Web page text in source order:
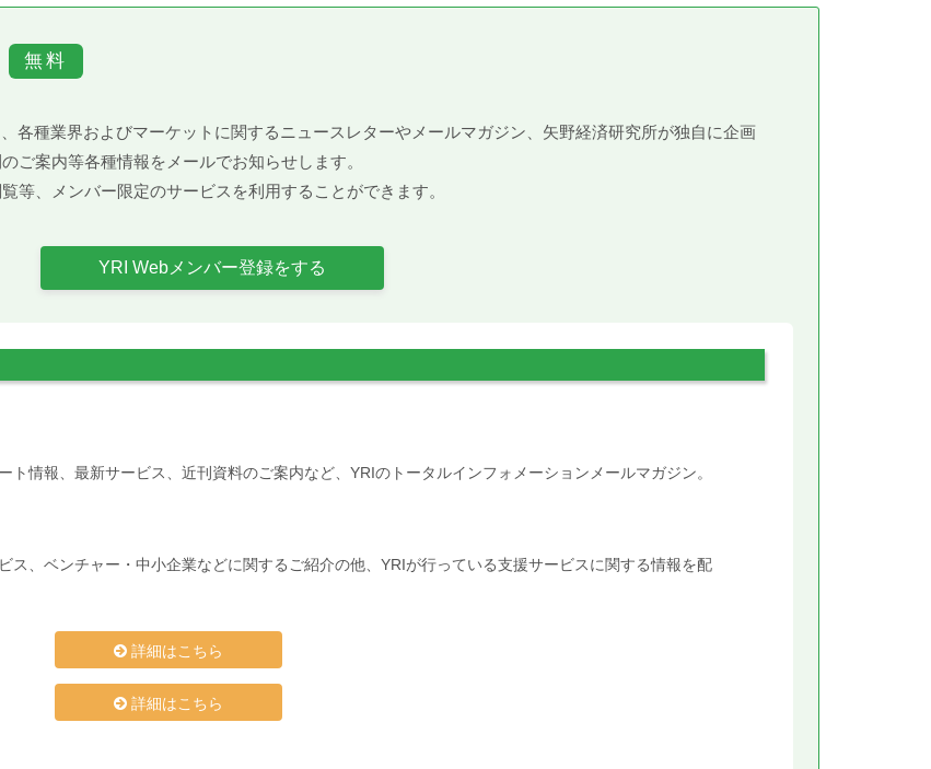
各種業界およびマーケットに関するニュースレターやメールマガジン、矢野経済研究所が独自に企画
ご案内等各種情報をメールでお知らせします。
等、メンバー限定のサービスを利用することができます。
YRI Webメンバー登録をする
情報、最新サービス、近刊資料のご案内など、YRIのトータルインフォメーションメールマガジン。
ス、ベンチャー・中小企業などに関するご紹介の他、YRIが行っている支援サービスに関する情報を配
詳細はこちら
詳細はこちら